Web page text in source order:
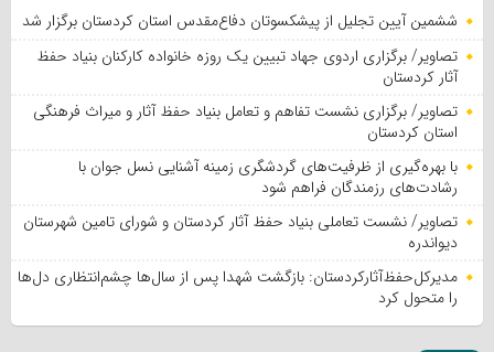
ششمین آیین تجلیل از پیشکسوتان دفاع‌مقدس استان کردستان برگزار شد
تصاویر/ برگزاری اردوی جهاد تبیین یک روزه خانواده کارکنان بنیاد حفظ
آثار کردستان
تصاویر/ برگزاری نشست تفاهم و تعامل بنیاد حفظ آثار و میراث فرهنگی
استان کردستان
با بهره‌گیری از ظرفیت‌های گردشگری زمینه آشنایی نسل جوان با
رشادت‌های رزمندگان فراهم شود
تصاویر/ نشست تعاملی بنیاد حفظ آثار کردستان و شورای تامین شهرستان
دیواندره
مدیرکل‌حفظ‌آثارکردستان: بازگشت شهدا پس از سال‌ها چشم‌انتظاری دل‌ها
را متحول کرد